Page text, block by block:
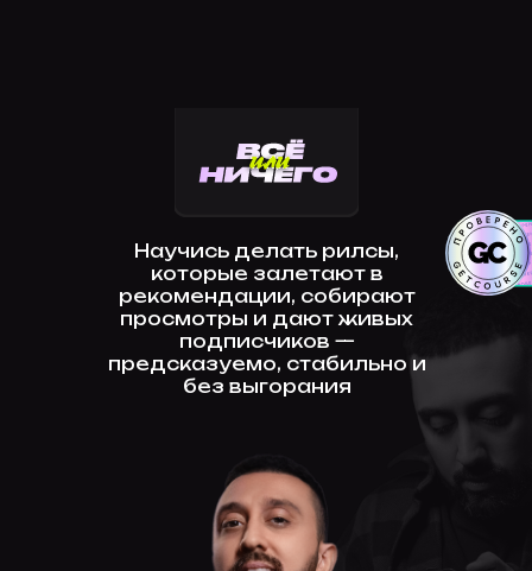
Научись делать рилсы,
которые залетают в
рекомендации, собирают
просмотры и дают живых
подписчиков —
предсказуемо, стабильно и
без выгорания